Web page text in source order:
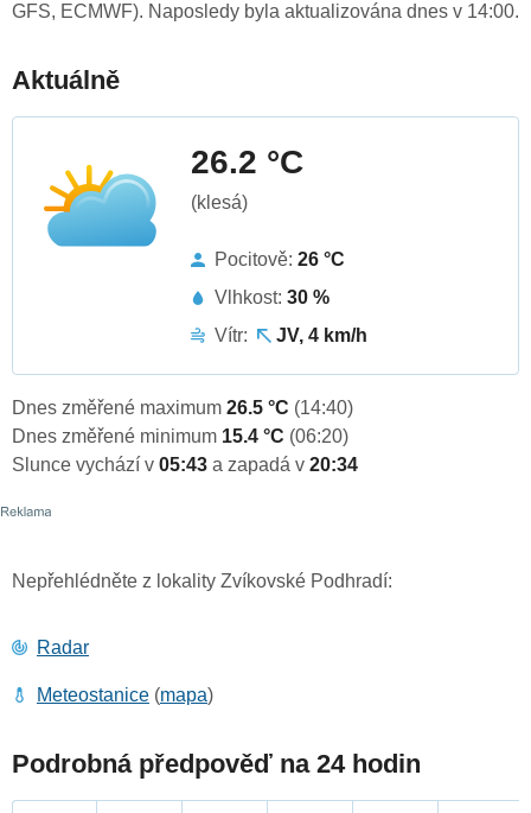
GFS, ECMWF). Naposledy byla aktualizována dnes v 14:00.
Aktuálně
26.2 °C
(klesá)
Pocitově: 26 °C
Vlhkost: 30 %
Vítr:
JV, 4 km/h
Dnes změřené maximum 26.5 °C (14:40)
Dnes změřené minimum 15.4 °C (06:20)
Slunce vychází v 05:43 a zapadá v 20:34
Nepřehlédněte z lokality Zvíkovské Podhradí:
Radar
Meteostanice (mapa)
Podrobná předpověď na 24 hodin